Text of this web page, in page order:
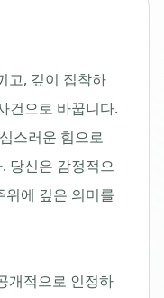
고, 깊이 집착하
건으로 바꿉니다.
스러운 힘으로
당신은 감정적으
위에 깊은 의미를
개적으로 인정하